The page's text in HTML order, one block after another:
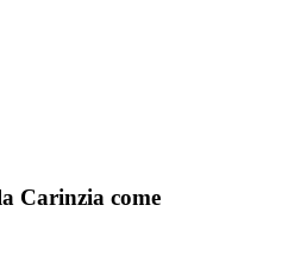
Carinzia come